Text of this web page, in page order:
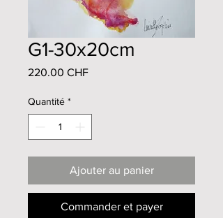
G1-30x20cm
220.00 CHFPrix
Quantité *
Ajouter au panier
Commander et payer